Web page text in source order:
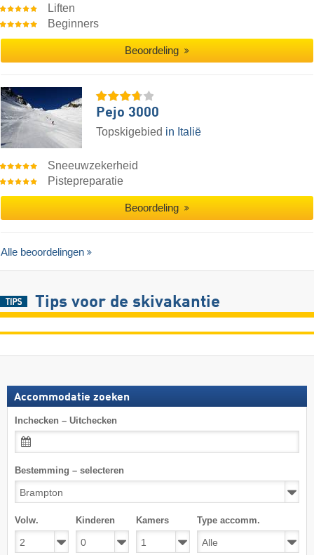
Liften
Beginners
Beoordeling
Pejo 3000
Topskigebied in Italië
Sneeuwzekerheid
Pistepreparatie
Beoordeling
Alle beoordelingen
Tips voor de skivakantie
Accommodatie zoeken
Inchecken – Uitchecken
Bestemming – selecteren
Volw. Kinderen Kamers Type accomm.